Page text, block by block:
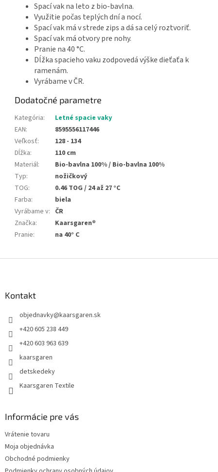
Spací vak na leto z bio-bavlna.
Využitie počas teplých dní a nocí.
Spací vak má v strede zips a dá sa celý roztvoriť.
Spací vak má otvory pre nohy.
Pranie na 40 °C.
Dĺžka spacieho vaku zodpovedá výške dieťaťa k
ramenám.
Vyrábame v ČR.
Dodatočné parametre
Kategória:
Letné spacie vaky
EAN:
8595556117446
Veľkosť:
128 - 134
Dĺžka:
110 cm
Materiál:
Bio-bavlna 100% / Bio-bavlna 100%
Typ:
nožičkový
TOG:
0.46 TOG / 24 až 27 °C
Farba:
biela
Vyrábame v: ČR
Značka:
Kaarsgaren®
Pranie: na 40° C
Kontakt
objednavky@kaarsgaren.sk
+420 605 238 449
+420 603 963 639
kaarsgaren
detskedeky
Kaarsgaren Textile
Informácie pre vás
Vrátenie tovaru
Moja objednávka
Obchodné podmienky